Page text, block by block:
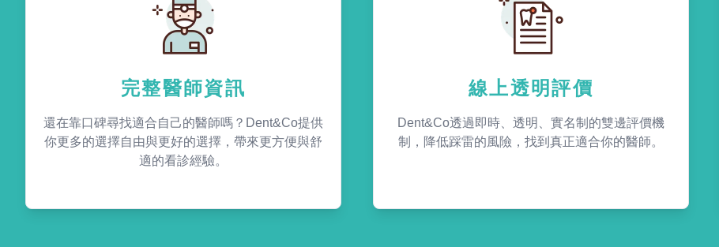
完整醫師資訊
還在靠口碑尋找適合自己的醫師嗎？Dent&Co提供
你更多的選擇自由與更好的選擇，帶來更方便與舒
適的看診經驗。
線上透明評價
Dent&Co透過即時、透明、實名制的雙邊評價機
制，降低踩雷的風險，找到真正適合你的醫師。